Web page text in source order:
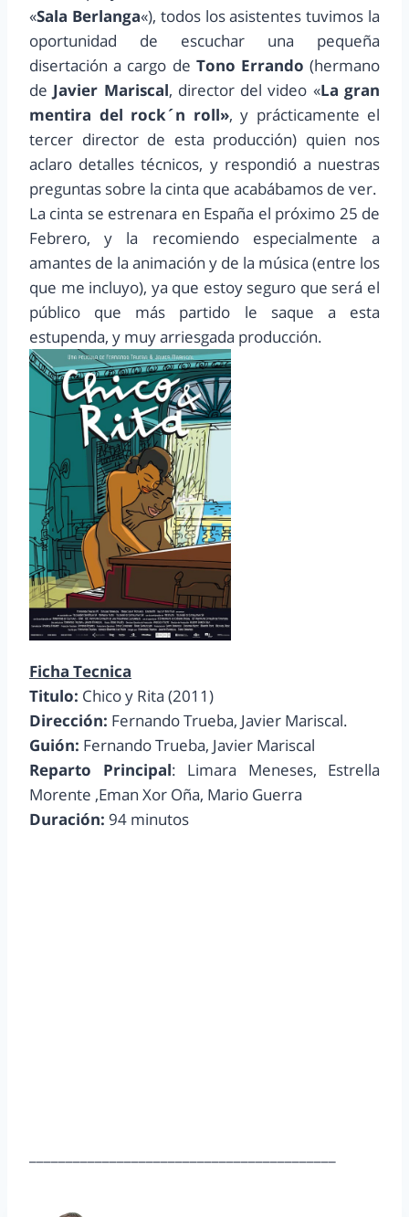
«Sala Berlanga«), todos los asistentes tuvimos la
oportunidad de escuchar una pequeña
disertación a cargo de Tono Errando (hermano
de Javier Mariscal, director del video «La gran
mentira del rock´n roll», y prácticamente el
tercer director de esta producción) quien nos
aclaro detalles técnicos, y respondió a nuestras
preguntas sobre la cinta que acabábamos de ver.
La cinta se estrenara en España el próximo 25 de
Febrero, y la recomiendo especialmente a
amantes de la animación y de la música (entre los
que me incluyo), ya que estoy seguro que será el
público que más partido le saque a esta
estupenda, y muy arriesgada producción.
Ficha Tecnica
Titulo: Chico y Rita (2011)
Dirección: Fernando Trueba, Javier Mariscal.
Guión: Fernando Trueba, Javier Mariscal
Reparto Principal: Limara Meneses, Estrella
Morente ,Eman Xor Oña, Mario Guerra
Duración: 94 minutos